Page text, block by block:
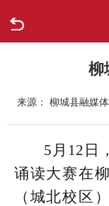
新闻中心
政府信息公开
网上办事
柳
来源： 柳城县融媒
5月12日
诵读大赛在
（城北校区